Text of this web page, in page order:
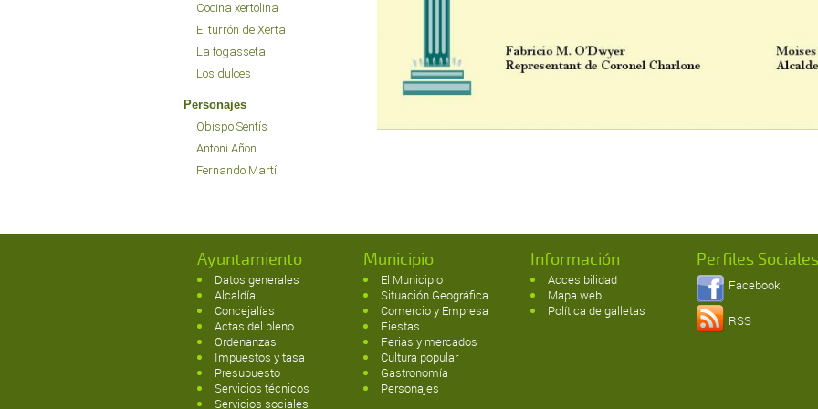
Cocina xertolina
El turrón de Xerta
La fogasseta
Los dulces
Personajes
Obispo Sentís
Antoni Añon
Fernando Martí
Ayuntamiento
Datos generales
Alcaldía
Concejalías
Actas del pleno
Ordenanzas
Impuestos y tasa
Presupuesto
Servicios técnicos
Servicios sociales
Municipio
El Municipio
Situación Geográfica
Comercio y Empresa
Fiestas
Ferias y mercados
Cultura popular
Gastronomía
Personajes
Información
Accesibilidad
Mapa web
Política de galletas
Perfiles
Facebook
RSS